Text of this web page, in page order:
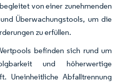
von einer zunehmenden
Überwachungstools, um die
zu erfüllen.
befinden sich rund um
und höherwertige
Uneinheitliche Abfalltrennung